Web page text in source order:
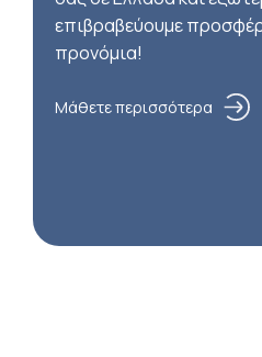
επιβραβεύουμε
προνόμια!
Μάθετε περισσότερα